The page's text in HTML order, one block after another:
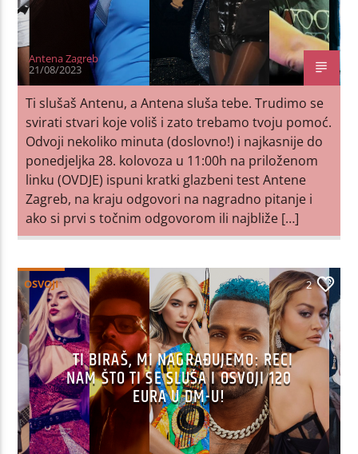
Antena Zagreb
21/08/2023
Ti slušaš Antenu, a Antena sluša tebe. Trudimo se
svirati stvari koje voliš i zato trebamo tvoju pomoć.
Odvoji nekoliko minuta (doslovno!) i najkasnije do
ponedjeljka 28. kolovoza u 11:00h na priloženom
linku (OVDJE) ispuni kratki glazbeni test Antene
Zagreb, na kraju odgovori na nagradno pitanje i
ako si prvi s točnim odgovorom ili najbliže […]
OSVOJI 2
TI BIRAŠ, MI NAGRAĐUJEMO: RECI
NAM ŠTO TI SE SLUŠA I OSVOJI 120
EURA U DM-U!